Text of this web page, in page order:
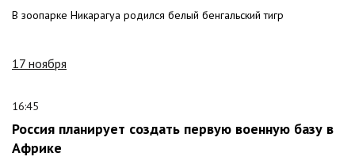
В зоопарке Никарагуа родился белый бенгальский тигр
17 ноября
16:45
Россия планирует создать первую военную базу в
Африке